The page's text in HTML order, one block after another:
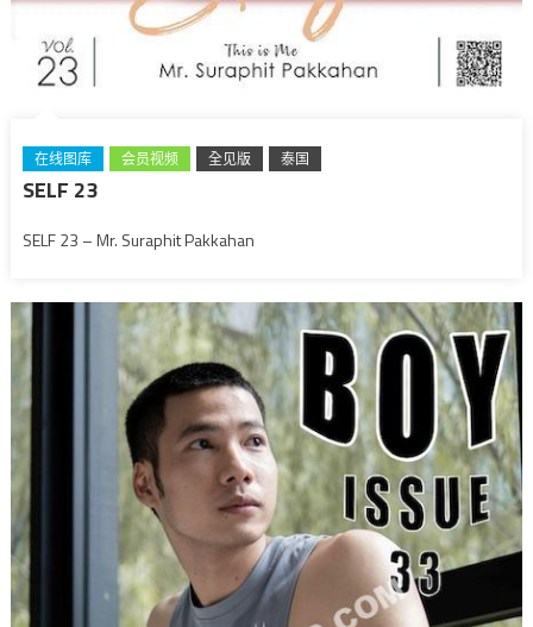
在线图库 会员视频 全见版 泰国
SELF 23
SELF 23 – Mr. Suraphit Pakkahan